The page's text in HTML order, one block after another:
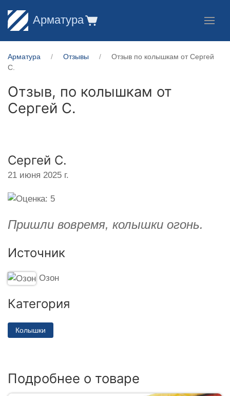
Арматура
Арматура Отзывы
Отзыв по колышкам от Сергей
С.
Отзыв, по колышкам от
Сергей С.
Сергей С.
21 июня 2025 г.
Пришли вовремя, колышки огонь.
Источник
Озон
Категория
Колышки
Подробнее о товаре